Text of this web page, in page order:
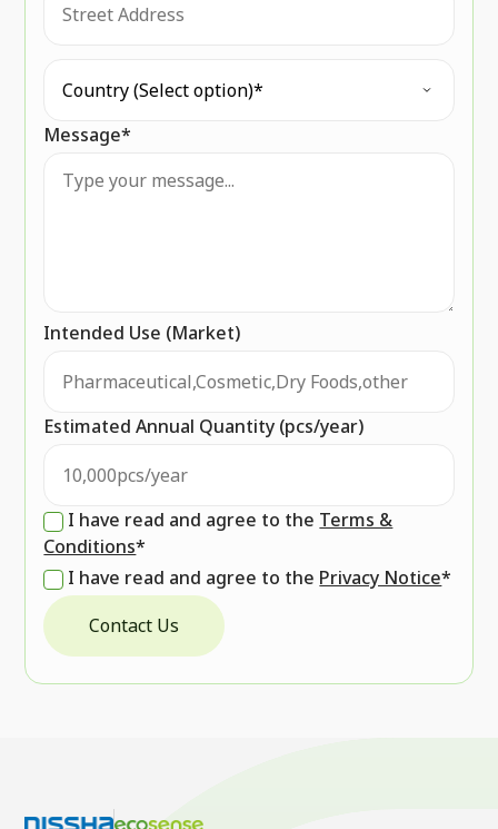
Message*
Intended Use (Market)
Estimated Annual Quantity (pcs/year)
I have read and agree to the Terms &
Conditions*
I have read and agree to the Privacy Notice*
Contact Us